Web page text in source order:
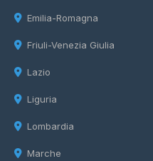
Emilia-Romagna
Friuli-Venezia Giulia
Lazio
Liguria
Lombardia
Marche